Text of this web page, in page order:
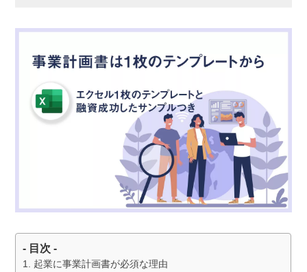
- 目次 -
起業に事業計画書が必須な理由